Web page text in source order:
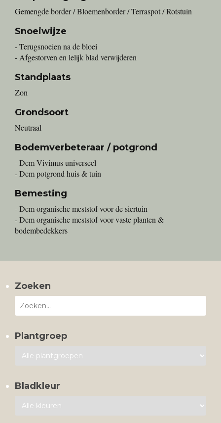
Gemengde border / Bloemenborder / Terraspot / Rotstuin
Snoeiwijze
- Terugsnoeien na de bloei
- Afgestorven en lelijk blad verwijderen
Standplaats
Zon
Grondsoort
Neutraal
Bodemverbeteraar / potgrond
- Dcm Vivimus universeel
- Dcm potgrond huis & tuin
Bemesting
- Dcm organische meststof voor de siertuin
- Dcm organische meststof voor vaste planten &
bodembedekkers
Zoeken
Plantgroep
Bladkleur